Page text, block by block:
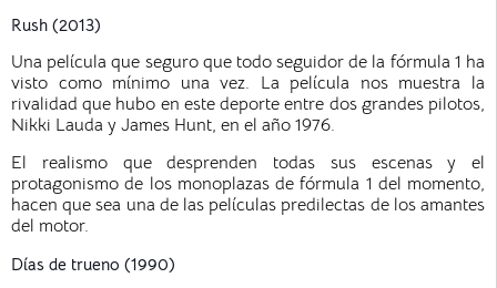
Rush (2013)
Una película que seguro que todo seguidor de la fórmula 1 ha
visto como mínimo una vez. La película nos muestra la
rivalidad que hubo en este deporte entre dos grandes pilotos,
Nikki Lauda y James Hunt, en el año 1976.
El realismo que desprenden todas sus escenas y el
protagonismo de los monoplazas de fórmula 1 del momento,
hacen que sea una de las películas predilectas de los amantes
del motor.
Días de trueno (1990)